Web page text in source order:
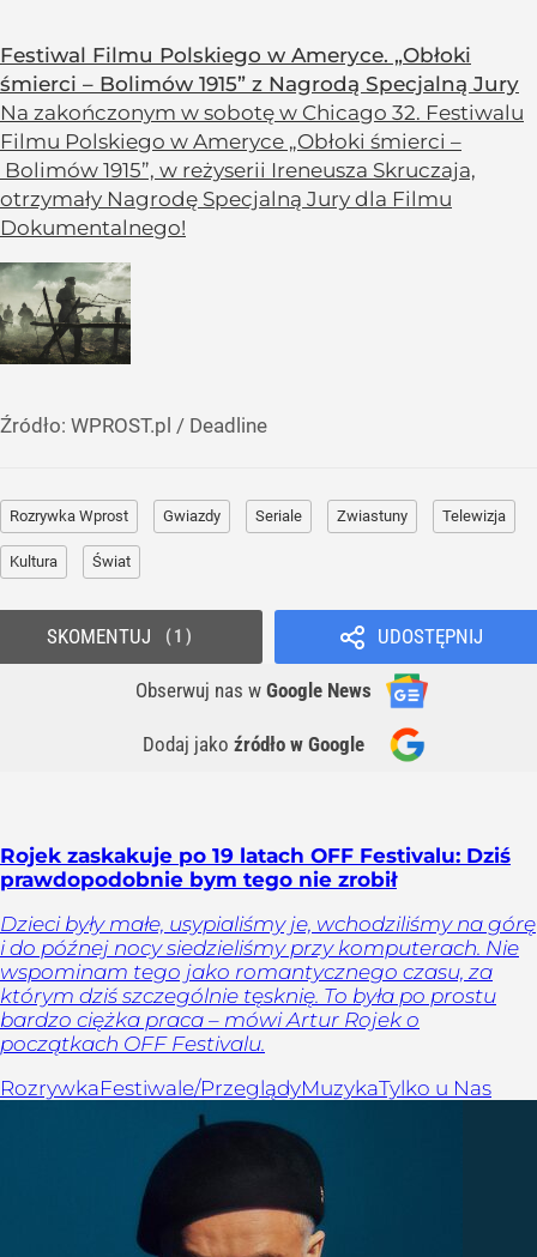
Festiwal Filmu Polskiego w Ameryce. „Obłoki
śmierci – Bolimów 1915” z Nagrodą Specjalną Jury
Na zakończonym w sobotę w Chicago 32. Festiwalu
Filmu Polskiego w Ameryce „Obłoki śmierci –
Bolimów 1915”, w reżyserii Ireneusza Skruczaja,
otrzymały Nagrodę Specjalną Jury dla Filmu
Dokumentalnego!
Źródło: WPROST.pl / Deadline
Rozrywka Wprost Gwiazdy Seriale Zwiastuny Telewizja
Kultura Świat
UDOSTĘPNIJ
Obserwuj nas w Google News
Dodaj jako źródło w Google
SKOMENTUJ 1
Rojek zaskakuje po 19 latach OFF Festivalu: Dziś
prawdopodobnie bym tego nie zrobił
Dzieci były małe, usypialiśmy je, wchodziliśmy na górę
i do późnej nocy siedzieliśmy przy komputerach. Nie
wspominam tego jako romantycznego czasu, za
którym dziś szczególnie tęsknię. To była po prostu
bardzo ciężka praca – mówi Artur Rojek o
początkach OFF Festivalu.
RozrywkaFestiwale/PrzeglądyMuzykaTylko u Nas